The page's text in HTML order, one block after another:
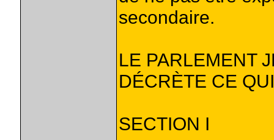
secondaire.
LE PARLEMENT
DÉCRÈTE CE
SECTION I